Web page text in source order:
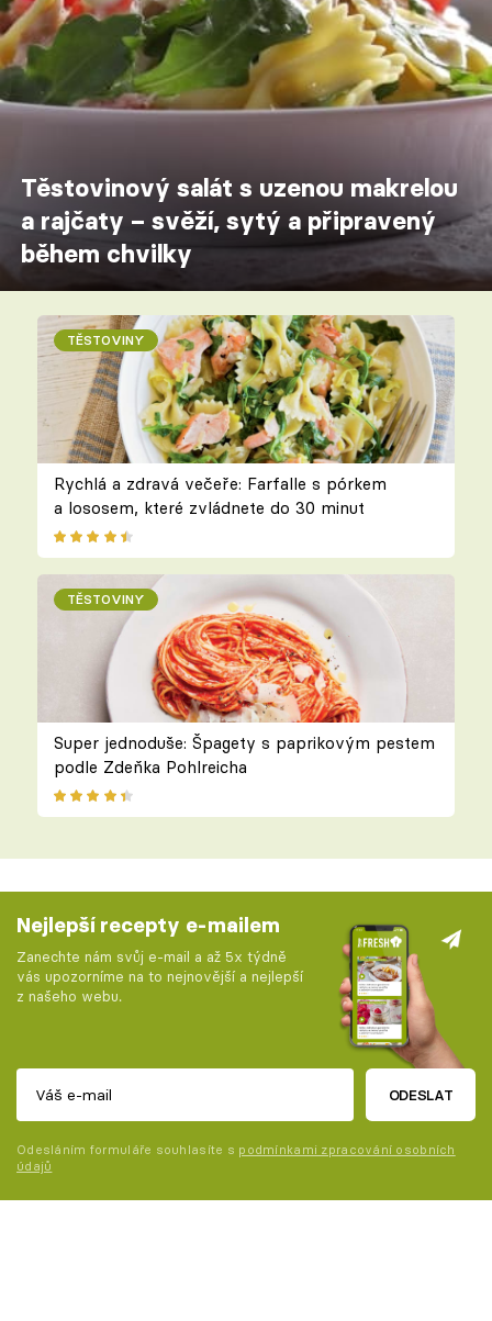
Těstovinový salát s uzenou makrelou
a rajčaty – svěží, sytý a připravený
během chvilky
TĚSTOVINY
Rychlá a zdravá večeře: Farfalle s pórkem
a lososem, které zvládnete do 30 minut
TĚSTOVINY
Super jednoduše: Špagety s paprikovým pestem
podle Zdeňka Pohlreicha
Nejlepší recepty e-mailem
Zanechte nám svůj e-mail a až 5x týdně
vás upozorníme na to nejnovější a nejlepší
z našeho webu.
ODESLAT
Odesláním formuláře souhlasíte s podmínkami zpracování osobních
údajů